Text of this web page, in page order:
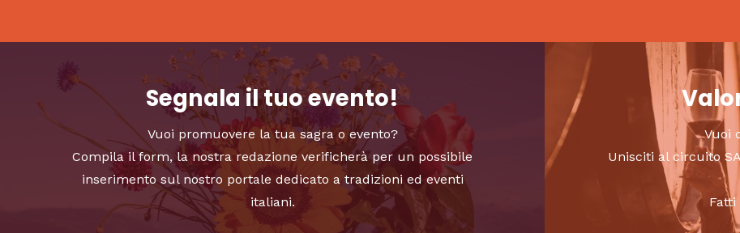
Segnala il tuo evento!
Vuoi promuovere la tua sagra o evento?
Compila il form, la nostra redazione verificherà per un possibile
inserimento sul nostro portale dedicato a tradizioni ed eventi
italiani.
Vuoi
Unisciti al circuito